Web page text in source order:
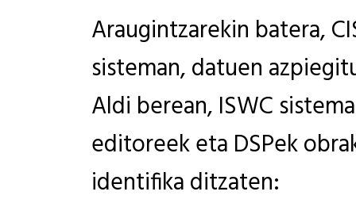
Araugintzarekin batera,
sisteman, datuen
Aldi berean, ISWC
editoreek eta DSPek
identifika ditzaten: